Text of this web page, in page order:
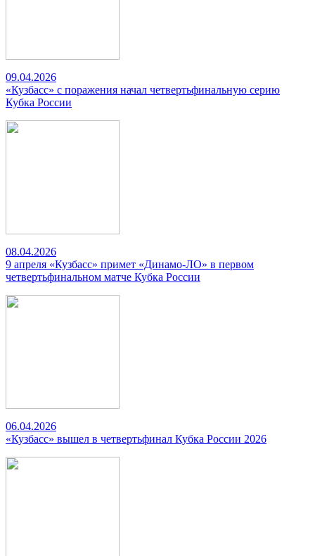
09.04.2026
«Кузбасс» с поражения начал четвертьфинальную серию
Кубка России
08.04.2026
9 апреля «Кузбасс» примет «Динамо-ЛО» в первом
четвертьфинальном матче Кубка России
06.04.2026
«Кузбасс» вышел в четвертьфинал Кубка России 2026